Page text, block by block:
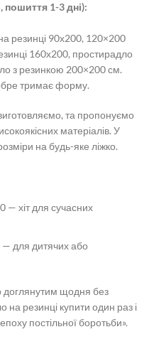
1-3 дні):
резинці 90х200, 120×200
160х200, простирадло
з резинкою 200×200 см.
тримає форму.
та пропонуємо
матеріалів. У
на будь-яке ліжко.
— хіт для сучасних
— для дитячих або
доглянутим щодня без
на резинці купити один раз і
постільної боротьби».